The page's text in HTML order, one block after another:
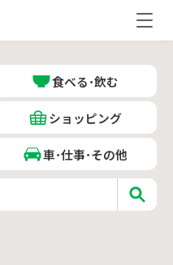
食べる･飲む
ショッピング
車･仕事･その他